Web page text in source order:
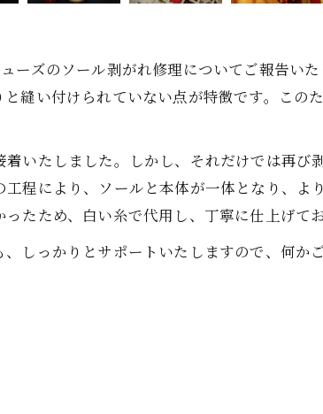
ーズのソール剥がれ修理についてご報告い
縫い付けられていない点が特徴です。この
いたしました。しかし、それだけでは再び
程により、ソールと本体が一体となり、よ
たため、白い糸で代用し、丁寧に仕上げてお
しっかりとサポートいたしますので、何か